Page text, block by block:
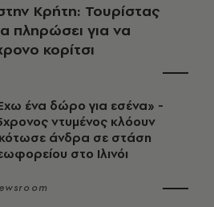
Κρήτη: Τουρίστας
πληρώσει για να
κορίτσι
ένα δώρο για εσένα» -
ντυμένος κλόουν
άνδρα σε στάση
στο Ιλινόι